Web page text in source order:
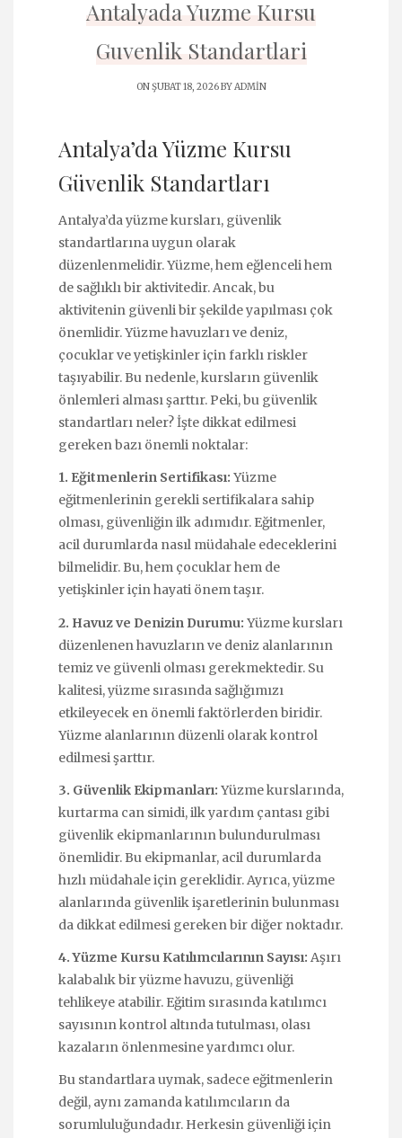
Antalyada Yuzme Kursu
Guvenlik Standartlari
ON ŞUBAT 18, 2026 BYADMIN
Antalya’da Yüzme Kursu
Güvenlik Standartları
Antalya’da yüzme kursları, güvenlik
standartlarına uygun olarak
düzenlenmelidir. Yüzme, hem eğlenceli hem
de sağlıklı bir aktivitedir. Ancak, bu
aktivitenin güvenli bir şekilde yapılması çok
önemlidir. Yüzme havuzları ve deniz,
çocuklar ve yetişkinler için farklı riskler
taşıyabilir. Bu nedenle, kursların güvenlik
önlemleri alması şarttır. Peki, bu güvenlik
standartları neler? İşte dikkat edilmesi
gereken bazı önemli noktalar:
1. Eğitmenlerin Sertifikası: Yüzme
eğitmenlerinin gerekli sertifikalara sahip
olması, güvenliğin ilk adımıdır. Eğitmenler,
acil durumlarda nasıl müdahale edeceklerini
bilmelidir. Bu, hem çocuklar hem de
yetişkinler için hayati önem taşır.
2. Havuz ve Denizin Durumu: Yüzme kursları
düzenlenen havuzların ve deniz alanlarının
temiz ve güvenli olması gerekmektedir. Su
kalitesi, yüzme sırasında sağlığımızı
etkileyecek en önemli faktörlerden biridir.
Yüzme alanlarının düzenli olarak kontrol
edilmesi şarttır.
3. Güvenlik Ekipmanları: Yüzme kurslarında,
kurtarma can simidi, ilk yardım çantası gibi
güvenlik ekipmanlarının bulundurulması
önemlidir. Bu ekipmanlar, acil durumlarda
hızlı müdahale için gereklidir. Ayrıca, yüzme
alanlarında güvenlik işaretlerinin bulunması
da dikkat edilmesi gereken bir diğer noktadır.
4. Yüzme Kursu Katılımcılarının Sayısı: Aşırı
kalabalık bir yüzme havuzu, güvenliği
tehlikeye atabilir. Eğitim sırasında katılımcı
sayısının kontrol altında tutulması, olası
kazaların önlenmesine yardımcı olur.
Bu standartlara uymak, sadece eğitmenlerin
değil, aynı zamanda katılımcıların da
sorumluluğundadır. Herkesin güvenliği için